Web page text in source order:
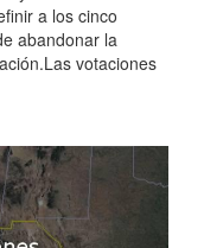
a los cinco
abandonar la
votaciones